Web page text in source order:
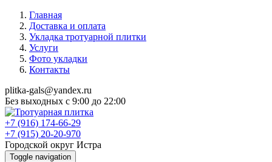
Главная
Доставка и оплата
Укладка тротуарной плитки
Услуги
Фото укладки
Контакты
plitka-gals@yandex.ru
Без выходных с 9:00 до 22:00
+7 (916) 174-66-29
+7 (915) 20-20-970
Городской округ Истра
Toggle navigation